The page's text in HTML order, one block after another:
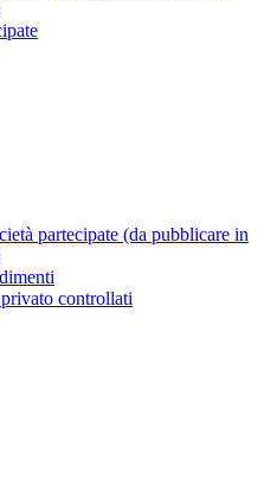
partecipate (da pubblicare in
controllati